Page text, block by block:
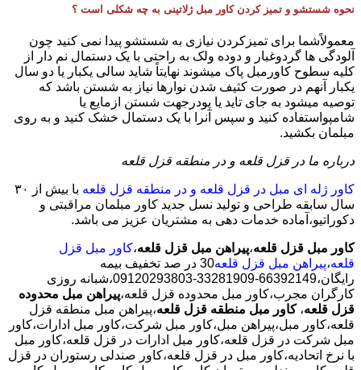
نحوه شستشو و تمیز کردن کاور مبل ژلاتینی به چه شکلی است ؟
معمولاًشما برای تمیزکردن نیازی به شستشو پیدا نمی کنید چون
آلودگی ها گردوغبار و دوده ولک به راحتی با یک دستمال نم دار از
کلیه سطوح کاورمبل پاک میشوند نهایتاً شاید سالی یکبار یا دو سال
یکبار آنهم در صورت کثیف شدن نوارها نیاز به شستن باشد که
توصیه میشود به جای تاید یا پودرجهت شستن ازمایع یا
شامپواستفاده کنید و سپس آنرا با یک دستمال خشک کنید و به روی
مبلمان بکشید.
درباره ما در قزل قلعه و در منطقه قزل قلعه
کاور ژله ای مبل در قزل قلعه و در منطقه قزل قلعه
با بیش از ٣٠
سال سابقه طراحی و تولید نسل جدید کاور مبلمان مراقبتی و
دکوراتیو،آماده خدمات دهی به مشتریان عزیز می باشد.
کاور مبل قزل قلعه،پیراهن مبل قزل قلعه،کاور مبل قزل
قلعه،پیراهن مبل قزل قلعه
30 در صد تخفیف بیمه
رایگان،66392149-33281909-09120293803،شبانه روزی
کارگران مجرب،کاور مبل محدوده قزل قلعه،پیراهن مبل محدوده
قزل قلعه، کاور مبل منطقه قزل قلعه،پیراهن مبل منطقه قزل
قلعه،کاور مبل،پیراهن مبل،کاور مبل شرکت،کاور مبل ادارات،کاور
مبل شرکت در قزل قلعه،کاور مبل ادارات در قزل قلعه،کاور مبل
با نرخ اتحادیه،کاور مبل در قزل قلعه،کاور صندلی رستوران در قزل